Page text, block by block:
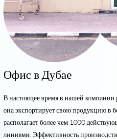
Офис в Дубае
В настоящее время в нашей компании
она экспортирует свою продукцию в
располагает более чем 1000
линиями. Эффективность